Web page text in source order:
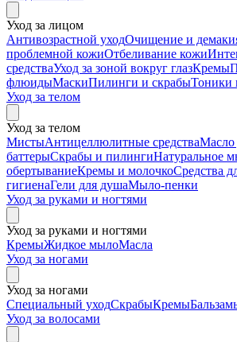
Уход за лицом
Антивозрастной уходОчищение и
проблемной кожиОтбеливание кожи
средстваУход за зоной вокруг глазКремы
флюидыМаскиПилинги и скрабыТоники
Уход за телом
Уход за телом
МистыАнтицеллюлитные средстваМасло
баттерыСкрабы и пилингиНатуральное
обертываниеКремы и молочкоСредства
гигиенаГели для душаМыло-пенки
Уход за руками и ногтями
Уход за руками и ногтями
КремыЖидкое мылоМасла
Уход за ногами
Уход за ногами
Специальный уходСкрабыКремы
Уход за волосами